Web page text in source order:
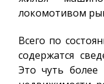
локомотивом
Всего по
содержатся
Это чуть более